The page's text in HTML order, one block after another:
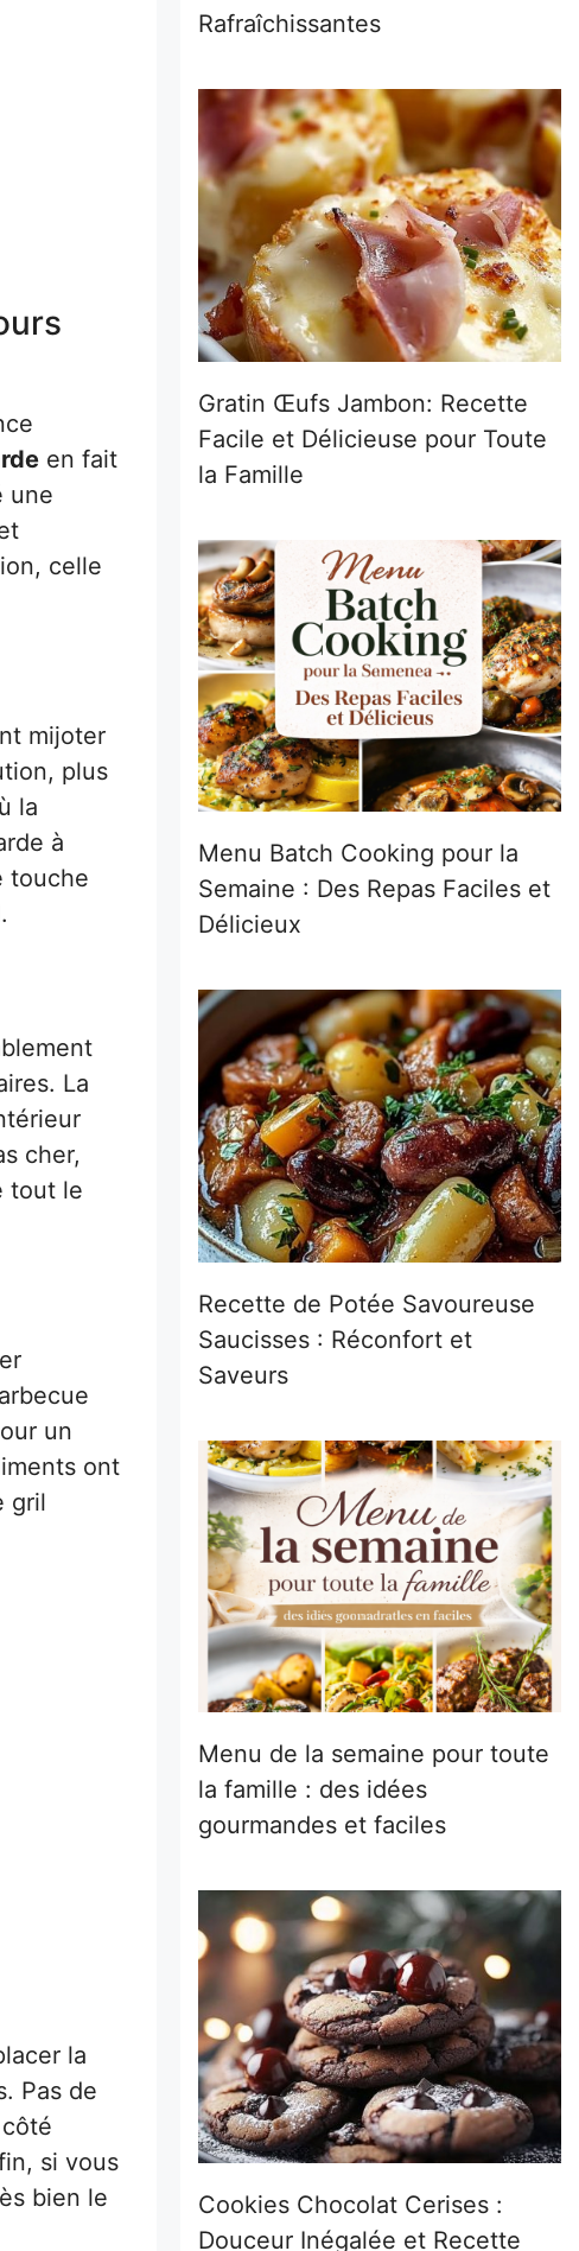
en fait
une
celle
mijoter
plus
la
à
touche
La
cher,
tout le
un
ont
gril
la
Pas de
si vous
bien le
Rafraîchissantes
Gratin Œufs Jambon: Recette
Facile et Délicieuse pour Toute
la Famille
Menu Batch Cooking pour la
Semaine : Des Repas Faciles et
Délicieux
Recette de Potée Savoureuse
Saucisses : Réconfort et
Saveurs
Menu de la semaine pour toute
la famille : des idées
gourmandes et faciles
Cookies Chocolat Cerises :
Douceur Inégalée et Recette